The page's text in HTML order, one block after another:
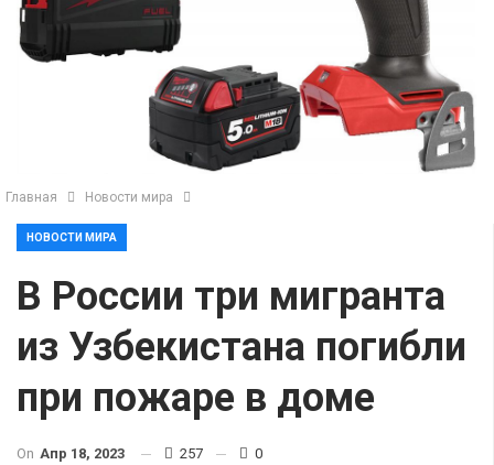
Главная Новости мира
НОВОСТИ МИРА
В России три мигранта
из Узбекистана погибли
при пожаре в доме
On Апр 18, 2023 257 0